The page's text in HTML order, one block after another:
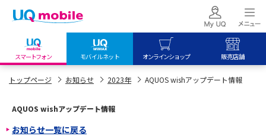
スマートフォン モバイルネット オンラインショップ 販売店舗
my UQ WiMAX
My UQ mobile
UQ mobile ご契約の方
UQ mobile
UQ WiMAX
オンラインショップ
UQ mobile
UQ WiMAX
販売店舗
トップページ お知らせ 2023年 AQUOS wishアップデート情報
AQUOS wishアップデート情報
お知らせ一覧に戻る